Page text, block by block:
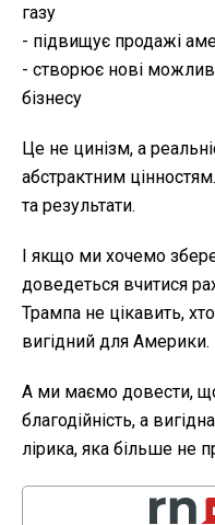
газу
- підвищує продажі
- створює нові
бізнесу
Це не цинізм, а
абстрактним
та результати.
І якщо ми хочемо
доведеться вчитися
Трампа не цікавить,
вигідний для Америки.
А ми маємо довести,
благодійність, а
лірика, яка більше не